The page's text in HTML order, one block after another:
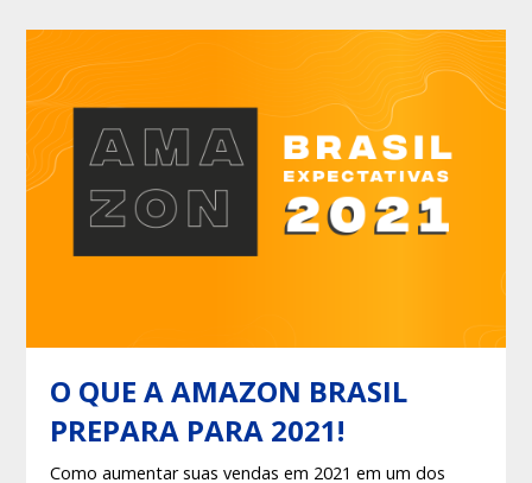
pode trazer.
O QUE A AMAZON BRASIL
PREPARA PARA 2021!
Como aumentar suas vendas em 2021 em um dos